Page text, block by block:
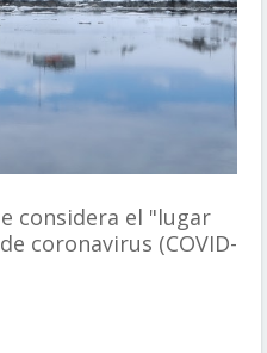
considera el "lugar
coronavirus (COVID-